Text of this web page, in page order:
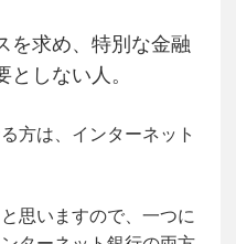
を求め、特別な金融
しない人。
方は、インターネット
思いますので、一つに